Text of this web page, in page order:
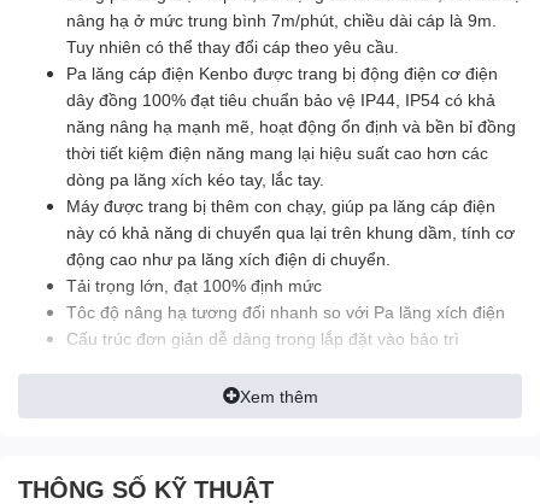
nâng hạ ở mức trung bình 7m/phút, chiều dài cáp là 9m.
Tuy nhiên có thể thay đổi cáp theo yêu cầu.
Pa lăng cáp điện Kenbo được trang bị động điện cơ điện
dây đồng 100% đạt tiêu chuẩn bảo vệ IP44, IP54 có khả
năng nâng hạ mạnh mẽ, hoạt động ổn định và bền bỉ đồng
thời tiết kiệm điện năng mang lại hiệu suất cao hơn các
dòng pa lăng xích kéo tay, lắc tay.
Máy được trang bị thêm con chạy, giúp pa lăng cáp điện
này có khả năng di chuyển qua lại trên khung dầm, tính cơ
động cao như pa lăng xích điện di chuyển.
Tải trọng lớn, đạt 100% định mức
Tôc độ nâng hạ tương đối nhanh so với Pa lăng xích điện
Cấu trúc đơn giản dễ dàng trong lắp đặt vào bảo trì
Móc cẩu được rèn nhiệt từ thép dầy dặn
Lưu ý:
Xem thêm
THÔNG SỐ KỸ THUẬT